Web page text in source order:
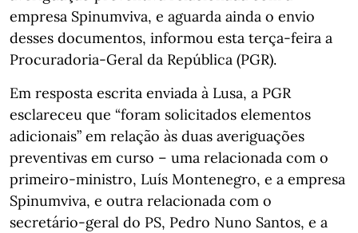
empresa Spinumviva, e aguarda ainda o envio
desses documentos, informou esta terça-feira a
Procuradoria-Geral da República (PGR).
Em resposta escrita enviada à Lusa, a PGR
esclareceu que “foram solicitados elementos
adicionais” em relação às duas averiguações
preventivas em curso – uma relacionada com o
primeiro-ministro, Luís Montenegro, e a empresa
Spinumviva, e outra relacionada com o
secretário-geral do PS, Pedro Nuno Santos, e a